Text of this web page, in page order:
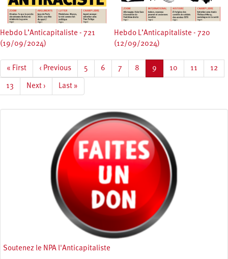
Hebdo L’Anticapitaliste - 721
(19/09/2024)
Hebdo L’Anticapitaliste - 720
(12/09/2024)
Première
page
« First
Page
précédente
‹ Previous Page
5 Page
6 Page
7 Page
8
Page
courante
9 Page
10 Page
11 Page
12
Page
13
Page
suivante
Next ›
Dernière
page
Last »
Soutenez le NPA l'Anticapitaliste